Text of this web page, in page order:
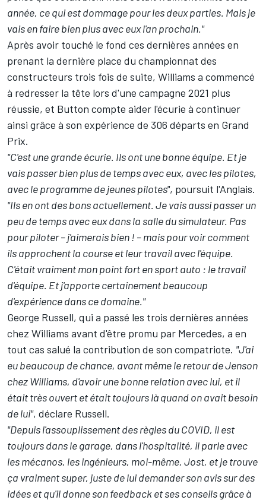
année, ce qui est dommage pour les deux parties. Mais je
vais en faire bien plus avec eux l'an prochain."
Après avoir touché le fond ces dernières années en
prenant la dernière place du championnat des
constructeurs trois fois de suite, Williams a commencé
à redresser la tête lors d'une campagne 2021 plus
réussie, et Button compte aider l'écurie à continuer
ainsi grâce à son expérience de 306 départs en Grand
Prix.
"C'est une grande écurie. Ils ont une bonne équipe. Et je
vais passer bien plus de temps avec eux, avec les pilotes,
avec le programme de jeunes pilotes", poursuit l'Anglais.
"Ils en ont des bons actuellement. Je vais aussi passer un
peu de temps avec eux dans la salle du simulateur. Pas
pour piloter – j'aimerais bien ! – mais pour voir comment
ils approchent la course et leur travail avec l'équipe.
C'était vraiment mon point fort en sport auto : le travail
d'équipe. Et j'apporte certainement beaucoup
d'expérience dans ce domaine."
George Russell, qui a passé les trois dernières années
chez Williams avant d'être promu par Mercedes, a en
tout cas salué la contribution de son compatriote. "J'ai
eu beaucoup de chance, avant même le retour de Jenson
chez Williams, d'avoir une bonne relation avec lui, et il
était très ouvert et était toujours là quand on avait besoin
de lui", déclare Russell.
"Depuis l'assouplissement des règles du COVID, il est
toujours dans le garage, dans l'hospitalité, il parle avec
les mécanos, les ingénieurs, moi-même, Jost, et je trouve
ça vraiment super, juste de lui demander son avis sur des
idées et qu'il donne son feedback et ses conseils grâce à